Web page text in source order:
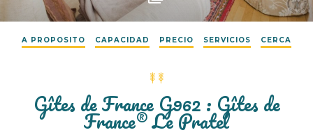
A PROPOSITO CAPACIDAD PRECIO SERVICIOS CERCA
Gîtes de France G962 : Gîtes de
France® Le Pratel